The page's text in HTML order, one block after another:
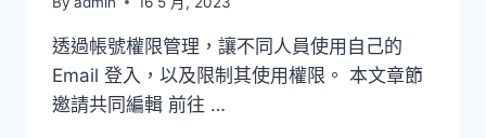
透過帳號權限管理，讓不同人員使用自己的
Email 登入，以及限制其使用權限。 本文章節
邀請共同編輯 前往 …